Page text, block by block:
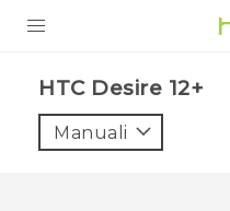
VIVE
HTC Desire 12+‎
Manuali